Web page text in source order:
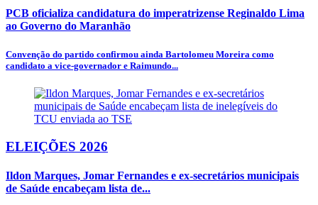
PCB oficializa candidatura do imperatrizense Reginaldo Lima
ao Governo do Maranhão
Convenção do partido confirmou ainda Bartolomeu Moreira como
candidato a vice-governador e Raimundo...
ELEIÇÕES 2026
Ildon Marques, Jomar Fernandes e ex-secretários municipais
de Saúde encabeçam lista de...